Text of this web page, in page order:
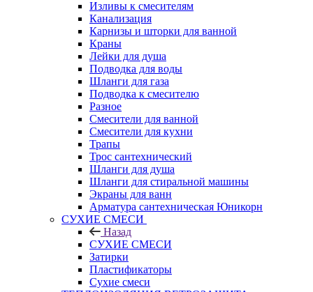
Изливы к смесителям
Канализация
Карнизы и шторки для ванной
Краны
Лейки для душа
Подводка для воды
Шланги для газа
Подводка к смесителю
Разное
Смесители для ванной
Смесители для кухни
Трапы
Трос сантехнический
Шланги для душа
Шланги для стиральной машины
Экраны для ванн
Арматура сантехническая Юникорн
СУХИЕ СМЕСИ
Назад
СУХИЕ СМЕСИ
Затирки
Пластификаторы
Сухие смеси